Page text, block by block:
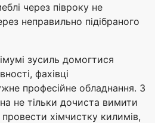
через півроку не
неправильно підібраного
зусиль домогтися
фахівці
професійне обладнання. З
не тільки дочиста вимити
хімчистку килимів,